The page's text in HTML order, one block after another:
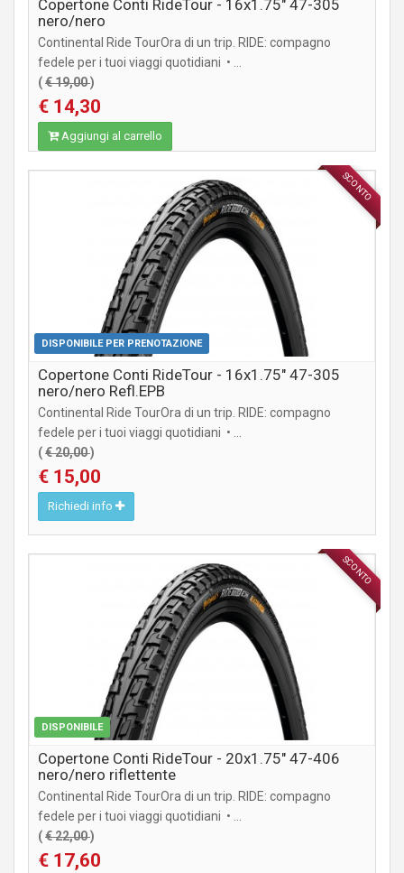
Copertone Conti RideTour - 16x1.75" 47-305
nero/nero
Continental Ride TourOra di un trip. RIDE: compagno
fedele per i tuoi viaggi quotidiani • ...
(€ 19,00)
€ 14,30
Aggiungi al carrello
SCONTO
DISPONIBILE PER PRENOTAZIONE
COMPONENTI MTB / CITY
Copertone Conti RideTour - 16x1.75" 47-305
nero/nero Refl.EPB
Continental Ride TourOra di un trip. RIDE: compagno
fedele per i tuoi viaggi quotidiani • ...
(€ 20,00)
€ 15,00
Richiedi info
SCONTO
DISPONIBILE
COMPONENTI MTB / CITY
Copertone Conti RideTour - 20x1.75" 47-406
nero/nero riflettente
Continental Ride TourOra di un trip. RIDE: compagno
fedele per i tuoi viaggi quotidiani • ...
(€ 22,00)
€ 17,60